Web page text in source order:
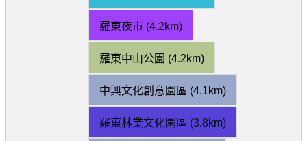
羅東夜市 (4.2km)
羅東中山公園 (4.2km)
中興文化創意園區 (4.1km)
羅東林業文化園區 (3.8km)